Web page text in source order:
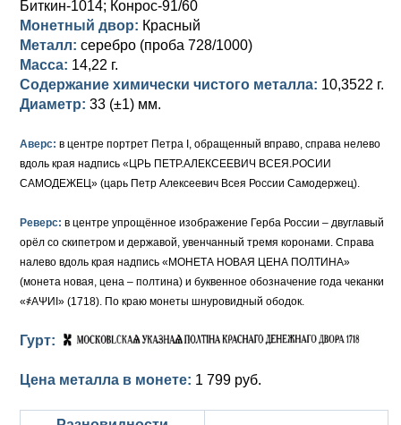
Русско-Польские
Для Польши
Памятные и донативные
Для Грузии
Для Польши
Медь
Серебро
Медь
Сибирские монеты
Для Молдавии и Валахии
Таврические монеты
Елизавета I (1741-1762)
Золото
Серебро
Медь
Для Пруссии
Альбертусталер
Иоанн Антонович (1740-1741)
Анна Иоанновна (1730-1740)
Петр II (1727-1730)
Екатерина I (1725-1727)
Золото
Серебро
Биткин-1014; Конрос-91/60
Монетный двор: Красный
Металл: серебро (проба 728/1000)
Масса: 14,22 г.
Содержание химически чистого металла: 10,3522 г.
Диаметр: 33 (±1) мм.
Аверс: в центре портрет Петра I, обращенный вправо, справа нелево
вдоль края надпись «ЦРЬ ПЕТР.АЛЕКСЕЕВИЧ ВСЕЯ.РОСИИ
САМОДЕЖЕЦ» (царь Петр Алексеевич Всея России Самодержец).
Реверс: в центре упрощённое изображение Герба России – двуглавый
орёл со скипетром и державой, увенчанный тремя коронами. Справа
налево вдоль края надпись «МОНЕТА НОВАЯ ЦЕНА ПОЛТИНА»
(монета новая, цена – полтина) и буквенное обозначение года чеканки
«҂АΨИI» (1718). По краю монеты шнуровидный ободок.
Гурт:
Цена металла в монете: 1 799 руб.